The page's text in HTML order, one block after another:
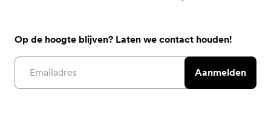
Op de hoogte blijven? Laten we contact houden!
Email address
Aanmelden